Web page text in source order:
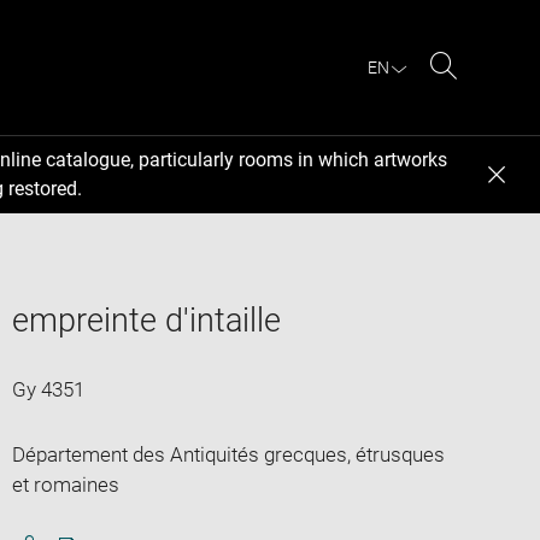
EN
catalogue, particularly rooms in which artworks
restored.
empreinte d'intaille
Gy 4351
Département des Antiquités grecques, étrusques
et romaines